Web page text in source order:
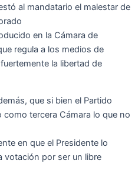
al mandatario el malestar de
en la Cámara de
regula a los medios de
la libertad de
que si bien el Partido
tercera Cámara lo que no
en que el Presidente lo
votación por ser un libre